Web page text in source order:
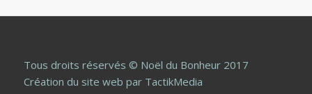
Tous droits réservés © Noël du Bonheur 2017
Création du site web par TactikMedia